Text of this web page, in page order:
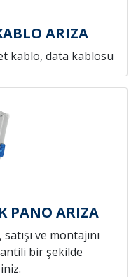
ARIZA
kablo, data kablosu
PANO ARIZA
ve montajını
bir şekilde